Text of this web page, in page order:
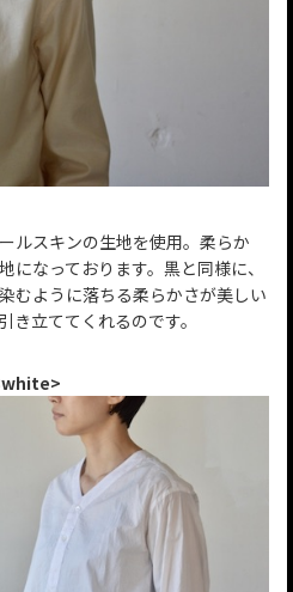
ルスキンの生地を使用。柔らか
になっております。黒と同様に、
むように落ちる柔らかさが美しい
き立ててくれるのです。